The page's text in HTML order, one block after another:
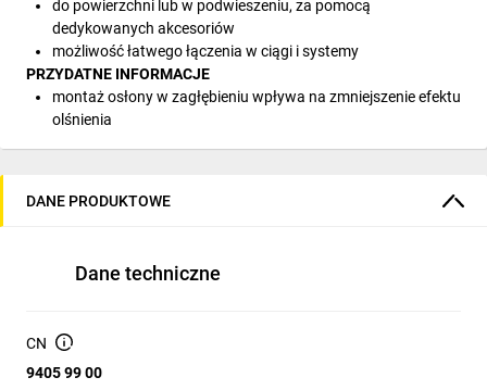
do powierzchni lub w podwieszeniu, za pomocą
dedykowanych akcesoriów
możliwość łatwego łączenia w ciągi i systemy
PRZYDATNE INFORMACJE
montaż osłony w zagłębieniu wpływa na zmniejszenie efektu
olśnienia
DANE PRODUKTOWE
Dane techniczne
CN
9405 99 00